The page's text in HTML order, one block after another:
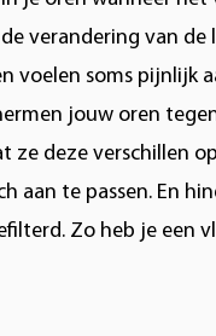
verandering van de
voelen soms pijnlijk
jouw oren
ze deze verschillen
aan te passen. En
Zo heb je een